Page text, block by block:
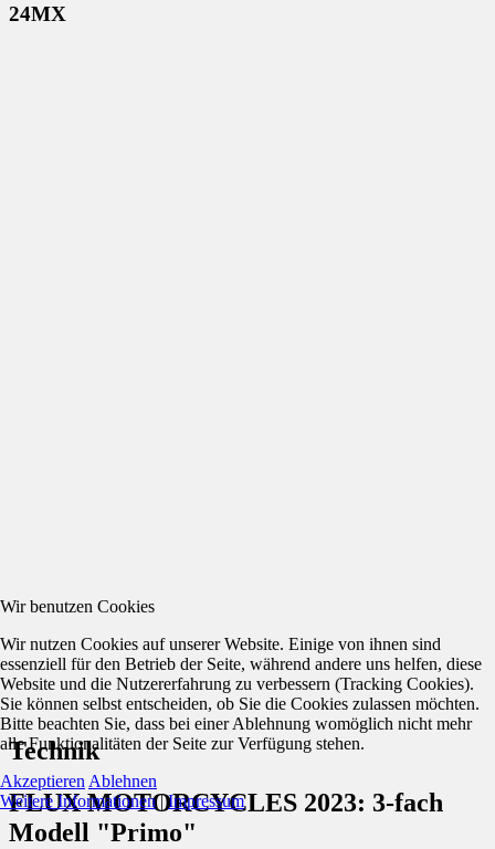
24MX
Technik
FLUX MOTORCYCLES 2023: 3-fach
Modell "Primo"
Wir benutzen Cookies
Wir nutzen Cookies auf unserer Website. Einige von ihnen sind
essenziell für den Betrieb der Seite, während andere uns helfen, diese
Website und die Nutzererfahrung zu verbessern (Tracking Cookies).
Sie können selbst entscheiden, ob Sie die Cookies zulassen möchten.
Bitte beachten Sie, dass bei einer Ablehnung womöglich nicht mehr
alle Funktionalitäten der Seite zur Verfügung stehen.
Akzeptieren Ablehnen
Weitere Informationen|Impressum